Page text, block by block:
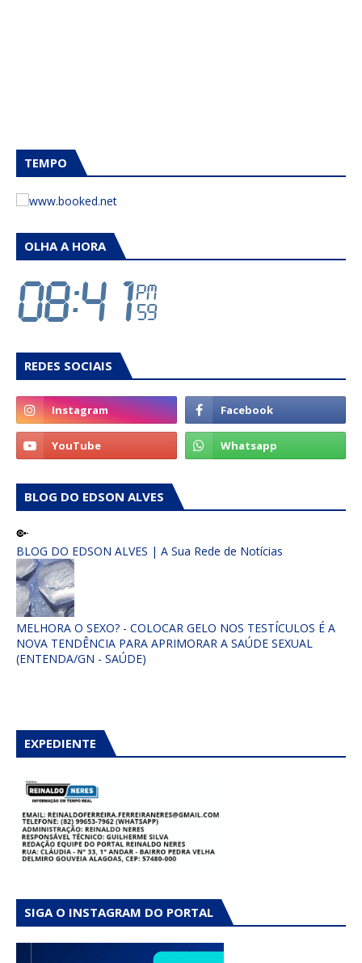
TEMPO
OLHA A HORA
REDES SOCIAIS
BLOG DO EDSON ALVES
BLOG DO EDSON ALVES | A Sua Rede de Notícias
MELHORA O SEXO? - COLOCAR GELO NOS TESTÍCULOS É A
NOVA TENDÊNCIA PARA APRIMORAR A SAÚDE SEXUAL
(ENTENDA/GN - SAÚDE)
EXPEDIENTE
SIGA O INSTAGRAM DO PORTAL